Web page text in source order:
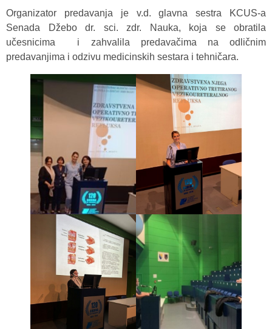
Organizator predavanja je v.d. glavna sestra KCUS-a
Senada Džebo dr. sci. zdr. Nauka, koja se obratila
učesnicima i zahvalila predavačima na odličnim
predavanjima i odzivu medicinskih sestara i tehničara.